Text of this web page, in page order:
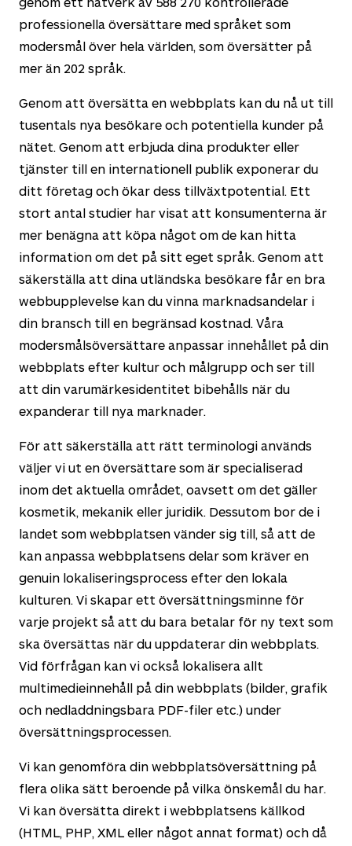
professionella översättare med språket som
modersmål över hela världen, som översätter på
mer än 202 språk.
Genom att översätta en webbplats kan du nå ut till
tusentals nya besökare och potentiella kunder på
nätet. Genom att erbjuda dina produkter eller
tjänster till en internationell publik exponerar du
ditt företag och ökar dess tillväxtpotential. Ett
stort antal studier har visat att konsumenterna är
mer benägna att köpa något om de kan hitta
information om det på sitt eget språk. Genom att
säkerställa att dina utländska besökare får en bra
webbupplevelse kan du vinna marknadsandelar i
din bransch till en begränsad kostnad. Våra
modersmålsöversättare anpassar innehållet på din
webbplats efter kultur och målgrupp och ser till
att din varumärkesidentitet bibehålls när du
expanderar till nya marknader.
För att säkerställa att rätt terminologi används
väljer vi ut en översättare som är specialiserad
inom det aktuella området, oavsett om det gäller
kosmetik, mekanik eller juridik. Dessutom bor de i
landet som webbplatsen vänder sig till, så att de
kan anpassa webbplatsens delar som kräver en
genuin lokaliseringsprocess efter den lokala
kulturen. Vi skapar ett översättningsminne för
varje projekt så att du bara betalar för ny text som
ska översättas när du uppdaterar din webbplats.
Vid förfrågan kan vi också lokalisera allt
multimedieinnehåll på din webbplats (bilder, grafik
och nedladdningsbara PDF-filer etc.) under
översättningsprocessen.
Vi kan genomföra din webbplatsöversättning på
flera olika sätt beroende på vilka önskemål du har.
Vi kan översätta direkt i webbplatsens källkod
(HTML, PHP, XML eller något annat format) och då